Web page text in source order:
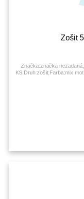
Zošit
Značka:značka
KS;Druh:zošit;Farba:mix